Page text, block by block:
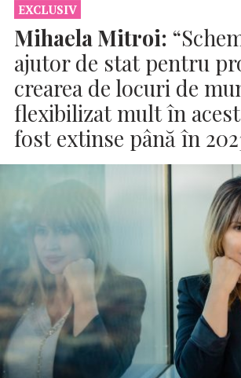
EXCLUSIV
Mihaela Mitroi:
ajutor de stat pentru
crearea de locuri de
flexibilizat mult în acest
fost extinse până în